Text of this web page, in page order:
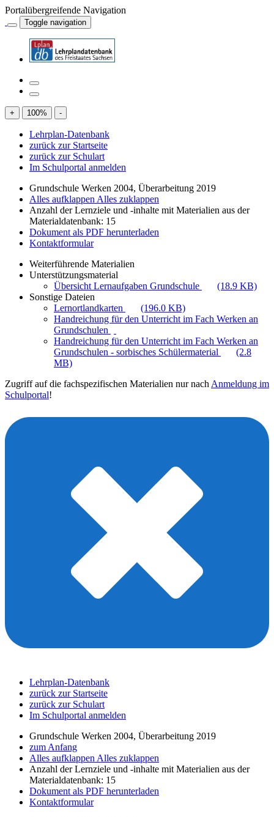
Portalübergreifende Navigation
Toggle navigation
+ 100% -
Lehrplan-Datenbank
zurück zur Startseite
zurück zur Schulart
Im Schulportal anmelden
Grundschule Werken 2004, Überarbeitung 2019
Alles aufklappen Alles zuklappen
Anzahl der Lernziele und -inhalte mit Materialien aus der
Materialdatenbank: 15
Dokument als PDF herunterladen
Kontaktformular
Weiterführende Materialien
Unterstützungsmaterial
Übersicht Lernaufgaben Grundschule
(18.9 KB)
Sonstige Dateien
Lernortlandkarten
(196.0 KB)
Handreichung für den Unterricht im Fach Werken an
Grundschulen
Handreichung für den Unterricht im Fach Werken an
Grundschulen - sorbisches Schülermaterial
(2.8
MB)
Zugriff auf die fachspezifischen Materialien nur nach Anmeldung im
Schulportal!
Lehrplan-Datenbank
zurück zur Startseite
zurück zur Schulart
Im Schulportal anmelden
Grundschule Werken 2004, Überarbeitung 2019
zum Anfang
Alles aufklappen Alles zuklappen
Anzahl der Lernziele und -inhalte mit Materialien aus der
Materialdatenbank: 15
Dokument als PDF herunterladen
Kontaktformular